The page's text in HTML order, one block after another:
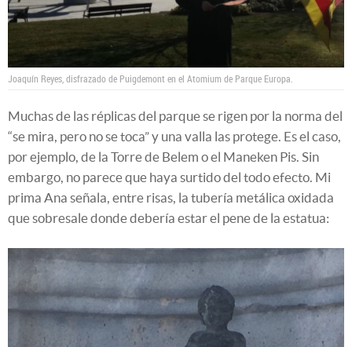
Joaquín Reyes, disfrazado de Puigdemont en el Atomium de Parque Europa.
Muchas de las réplicas del parque se rigen por la norma del
“se mira, pero no se toca” y una valla las protege. Es el caso,
por ejemplo, de la Torre de Belem o el Maneken Pis. Sin
embargo, no parece que haya surtido del todo efecto. Mi
prima Ana señala, entre risas, la tubería metálica oxidada
que sobresale donde debería estar el pene de la estatua: